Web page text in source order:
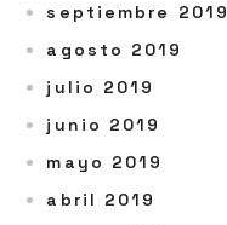
septiembre 2019
agosto 2019
julio 2019
junio 2019
mayo 2019
abril 2019